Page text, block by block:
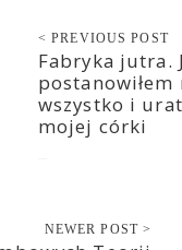
< PREVIOUS POST
Fabryka jutra.
postanowiłem
wszystko i
mojej córki
NEWER POST >